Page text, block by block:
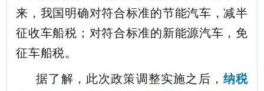
来，我国明确对符合标准的节能汽车，减半
征收车船税；对符合标准的新能源汽车，免
征车船税。
据了解，此次政策调整实施之后， 纳税